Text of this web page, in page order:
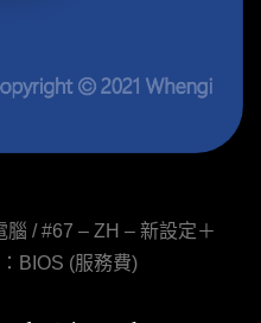
腦 / #67 – ZH – 新設定＋
BIOS (服務費)